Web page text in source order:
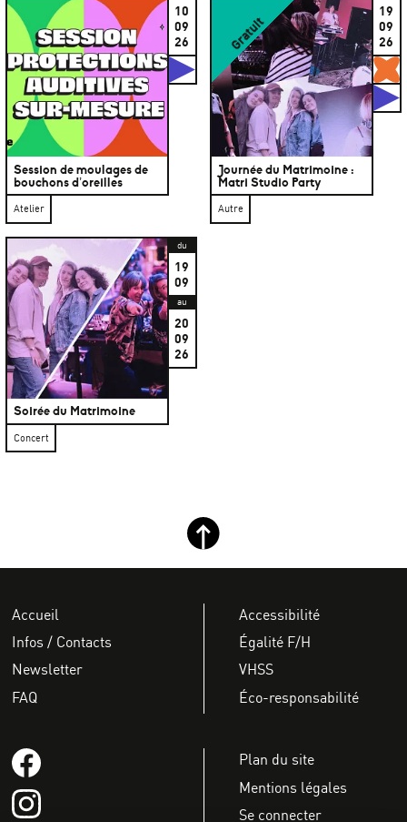
Session de moulages de
bouchons d’oreilles
10
09
26
Studios
Atelier
Gratuit
Journée du Matrimoine :
Matri Studio Party
19
09
26
Autre
Soirée du Matrimoine
du
19
09
au
20
09
26
Concert
Retour haut de page
Accueil
Infos / Contacts
Newsletter
FAQ
Accessibilité
Égalité F/H
VHSS
Éco-responsabilité
Plan du site
Mentions légales
Se connecter
Suivez-nous sur Facebook
Suivez-nous sur instagram